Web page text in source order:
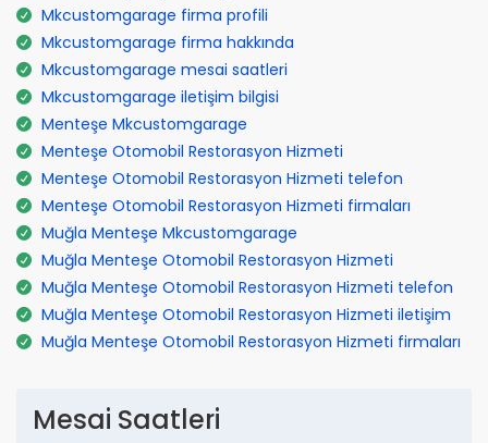
Mkcustomgarage firma profili
Mkcustomgarage firma hakkında
Mkcustomgarage mesai saatleri
Mkcustomgarage iletişim bilgisi
Menteşe Mkcustomgarage
Menteşe Otomobil Restorasyon Hizmeti
Menteşe Otomobil Restorasyon Hizmeti telefon
Menteşe Otomobil Restorasyon Hizmeti firmaları
Muğla Menteşe Mkcustomgarage
Muğla Menteşe Otomobil Restorasyon Hizmeti
Muğla Menteşe Otomobil Restorasyon Hizmeti telefon
Muğla Menteşe Otomobil Restorasyon Hizmeti iletişim
Muğla Menteşe Otomobil Restorasyon Hizmeti firmaları
Mesai Saatleri